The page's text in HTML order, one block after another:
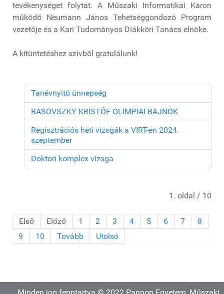
tevékenységet folytat. A Műszaki Informatikai Karon
működő Neumann János Tehetséggondozó Program
vezetője és a Kari Tudományos Diákköri Tanács elnöke.
A kitüntetéshez szívből gratulálunk!
Tanévnyitó ünnepség
RASOVSZKY KRISTÓF OLIMPIAI BAJNOK
Regisztrációs heti vizsgák a VIRT-en 2024.
szeptember
Doktori komplex vizsga
1. oldal / 10
Első Előző 1 2 3 4 5 6 7
8
9
10 Tovább Utolsó